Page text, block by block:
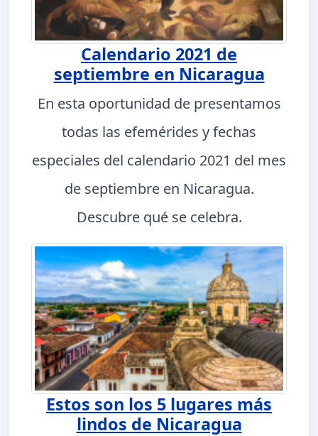
Calendario 2021 de
septiembre en Nicaragua
En esta oportunidad de presentamos
todas las efemérides y fechas
especiales del calendario 2021 del mes
de septiembre en Nicaragua.
Descubre qué se celebra.
Estos son los 5 lugares más
lindos de Nicaragua